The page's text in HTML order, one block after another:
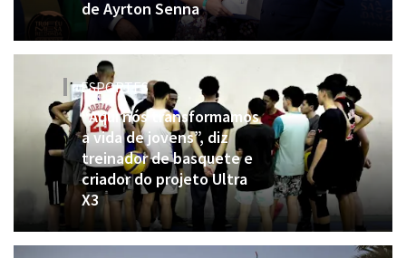
de Ayrton Senna
ESPORTES
“Aqui nós transformamos
a vida de jovens”, diz
treinador de basquete e
criador do projeto Ultra
X3